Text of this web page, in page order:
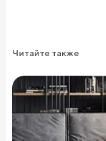
Читайте также